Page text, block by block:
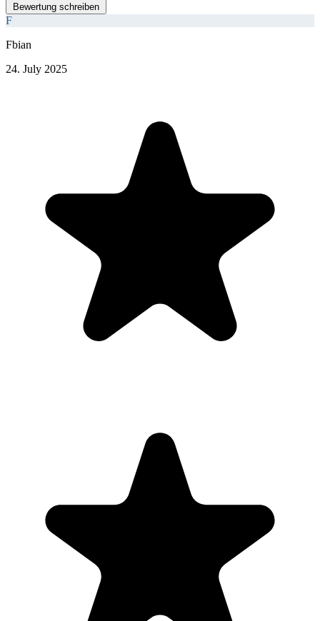
Bewertung schreiben
F
Fbian
24. July 2025